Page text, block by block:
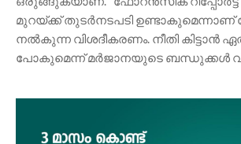
മുറയ്ക്ക് തുടർനടപടി
നൽകുന്ന വിശദീകരണം. നീതി കിട്ടാൻ
പോകുമെന്ന് മർജാനയുടെ ബന്ധുക്കൾ